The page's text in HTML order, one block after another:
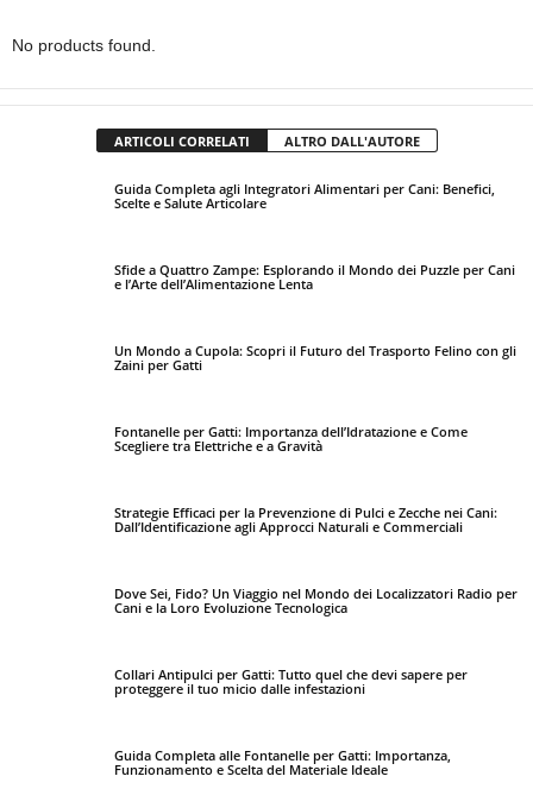
No products found.
ARTICOLI CORRELATI ALTRO DALL'AUTORE
Guida Completa agli Integratori Alimentari per Cani: Benefici,
Scelte e Salute Articolare
Sfide a Quattro Zampe: Esplorando il Mondo dei Puzzle per Cani
e l’Arte dell’Alimentazione Lenta
Un Mondo a Cupola: Scopri il Futuro del Trasporto Felino con gli
Zaini per Gatti
Fontanelle per Gatti: Importanza dell’Idratazione e Come
Scegliere tra Elettriche e a Gravità
Strategie Efficaci per la Prevenzione di Pulci e Zecche nei Cani:
Dall’Identificazione agli Approcci Naturali e Commerciali
Dove Sei, Fido? Un Viaggio nel Mondo dei Localizzatori Radio per
Cani e la Loro Evoluzione Tecnologica
Collari Antipulci per Gatti: Tutto quel che devi sapere per
proteggere il tuo micio dalle infestazioni
Guida Completa alle Fontanelle per Gatti: Importanza,
Funzionamento e Scelta del Materiale Ideale